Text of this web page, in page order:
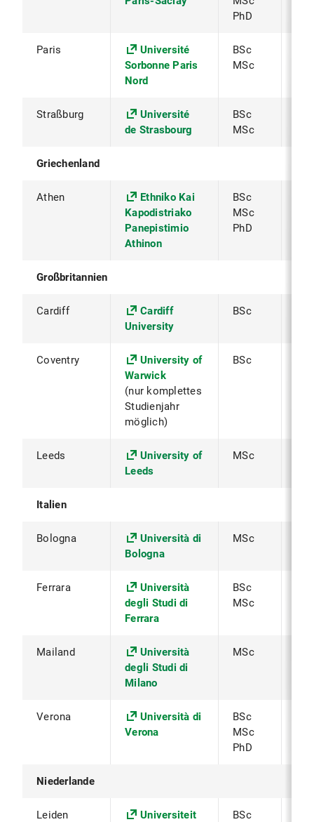
PhD
Paris
Université
Sorbonne Paris
Nord
BSc
MSc
Straßburg
Université
de Strasbourg
BSc
MSc
Griechenland
Athen
Ethniko Kai
Kapodistriako
Panepistimio
Athinon
BSc
MSc
PhD
Großbritannien
Cardiff
Cardiff
University
BSc
Coventry
University of
Warwick
(nur komplettes
Studienjahr
möglich)
BSc
Leeds
University of
Leeds
MSc
Italien
Bologna
Università di
Bologna
MSc
Ferrara
Università
degli Studi di
Ferrara
BSc
MSc
Mailand
Università
degli Studi di
Milano
MSc
Verona
Università di
Verona
BSc
MSc
PhD
Niederlande
Leiden
Universiteit
BSc